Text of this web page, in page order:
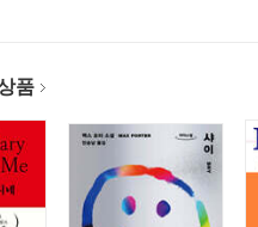
품